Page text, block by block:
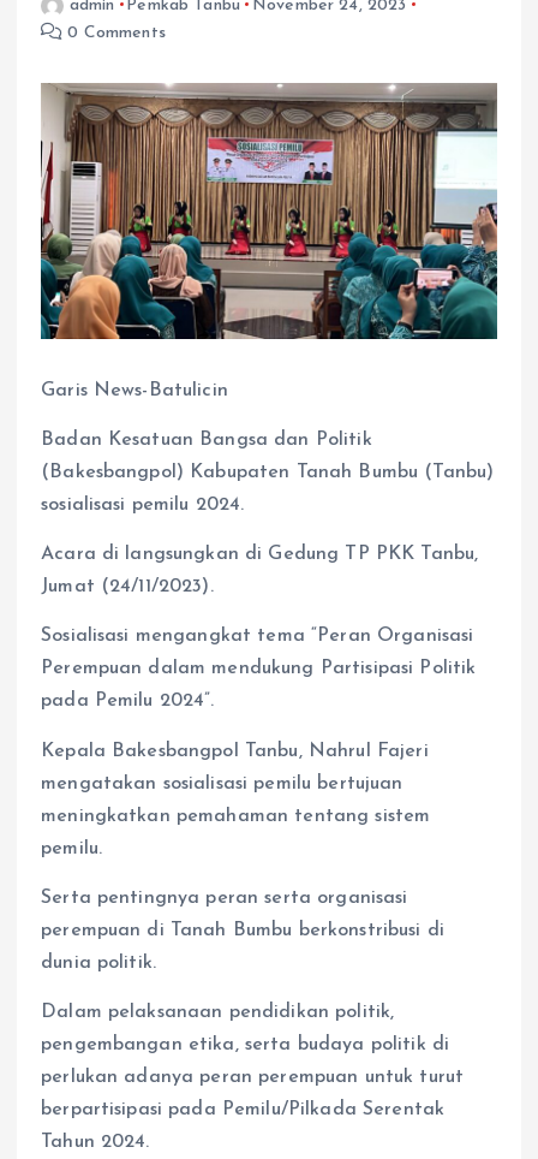
admin Pemkab Tanbu
November 24, 2023
0 Comments
Garis News-Batulicin
Badan Kesatuan Bangsa dan Politik
(Bakesbangpol) Kabupaten Tanah Bumbu (Tanbu)
sosialisasi pemilu 2024.
Acara di langsungkan di Gedung TP PKK Tanbu,
Jumat (24/11/2023).
Sosialisasi mengangkat tema “Peran Organisasi
Perempuan dalam mendukung Partisipasi Politik
pada Pemilu 2024”.
Kepala Bakesbangpol Tanbu, Nahrul Fajeri
mengatakan sosialisasi pemilu bertujuan
meningkatkan pemahaman tentang sistem
pemilu.
Serta pentingnya peran serta organisasi
perempuan di Tanah Bumbu berkonstribusi di
dunia politik.
Dalam pelaksanaan pendidikan politik,
pengembangan etika, serta budaya politik di
perlukan adanya peran perempuan untuk turut
berpartisipasi pada Pemilu/Pilkada Serentak
Tahun 2024.